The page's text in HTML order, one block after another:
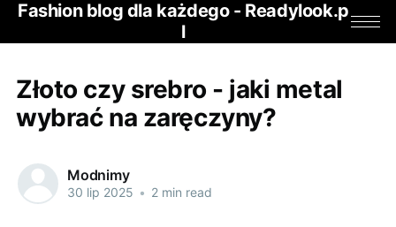
Fashion blog dla każdego - Readylook.p
l
Złoto czy srebro - jaki metal
wybrać na zaręczyny?
Modnimy
30 lip 2025 • 2 min read